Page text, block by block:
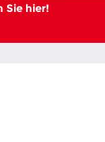
Sie hier!